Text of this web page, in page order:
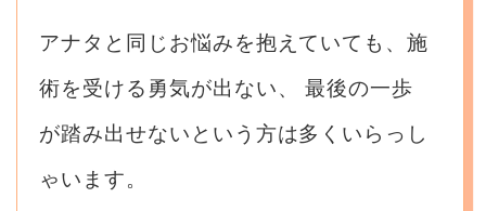
アナタと同じお悩みを抱えていても、施
術を受ける勇気が出ない、
最後の一歩
が踏み出せないという方は多くいらっし
ゃいます。